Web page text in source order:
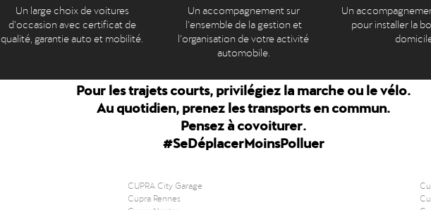
Un large choix de voitures
d’occasion avec certificat de
qualité, garantie auto et mobilité.
Un accompagnement sur
l’ensemble de la gestion et
l’organisation de votre activité
automobile.
Un
pour installer la
Pour les trajets courts, privilégiez la marche ou le vélo.
Au quotidien, prenez les transports en commun.
Pensez à covoiturer.
#SeDéplacerMoinsPolluer
CUPRA City Garage
Cupra Rennes